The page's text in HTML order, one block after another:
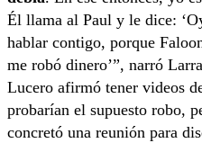
Él llama al Paul y le dice:
hablar contigo, porque
me robó dinero’”, narró
Lucero afirmó tener videos
probarían el supuesto robo,
concretó una reunión para